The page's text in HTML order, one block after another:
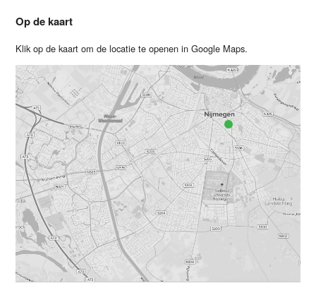
Op de kaart
Klik op de kaart om de locatie te openen in Google Maps.